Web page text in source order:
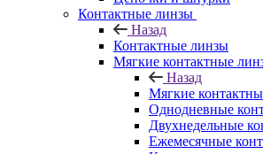
Контактные линзы
Назад
Контактные линзы
Мягкие контактные
Назад
Мягкие
Однодневные
Двухнедельные
Ежемесячные